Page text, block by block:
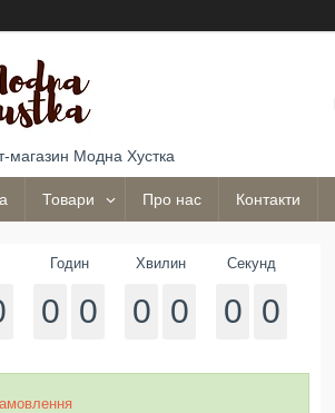
магазин Модна Хустка
Товари Про нас Контакти
Годин
0 0
Хвилин
0 0
Секунд
0 0